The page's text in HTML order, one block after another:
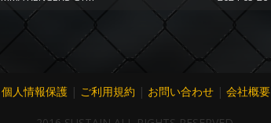
個人情報保護 | ご利用規約 | お問い合わせ | 会社概要